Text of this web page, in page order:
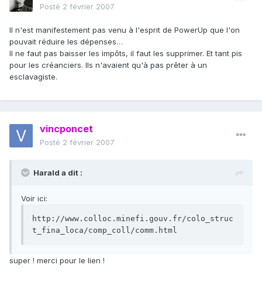
Posté 2 février 2007
Il n'est manifestement pas venu à l'esprit de PowerUp que l'on
pouvait réduire les dépenses…
Il ne faut pas baisser les impôts, il faut les supprimer. Et tant pis
pour les créanciers. Ils n'avaient qu'à pas prêter à un
esclavagiste.
vincponcet
Posté 2 février 2007
Harald a dit :
Voir ici:
http://www.colloc.minefi.gouv.fr/colo_struc
t_fina_loca/comp_coll/comm.html
super ! merci pour le lien !